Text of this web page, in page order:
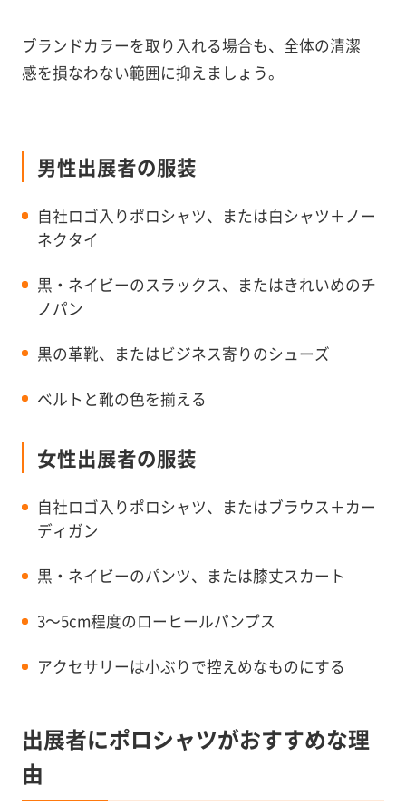
ブランドカラーを取り入れる場合も、全体の清潔
感を損なわない範囲に抑えましょう。
男性出展者の服装
自社ロゴ入りポロシャツ、または白シャツ＋ノー
ネクタイ
黒・ネイビーのスラックス、またはきれいめのチ
ノパン
黒の革靴、またはビジネス寄りのシューズ
ベルトと靴の色を揃える
女性出展者の服装
自社ロゴ入りポロシャツ、またはブラウス＋カー
ディガン
黒・ネイビーのパンツ、または膝丈スカート
3〜5cm程度のローヒールパンプス
アクセサリーは小ぶりで控えめなものにする
出展者にポロシャツがおすすめな理
由